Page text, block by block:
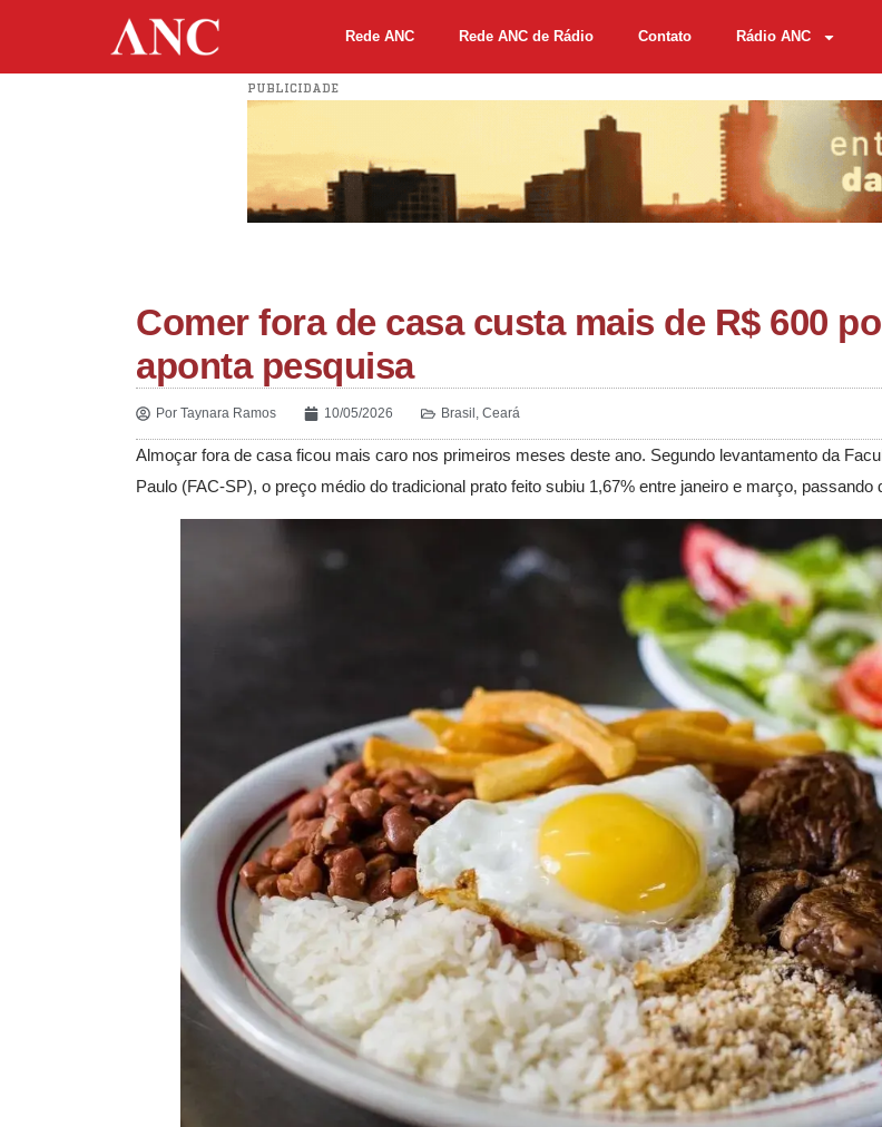
Rede ANC Rede ANC de Rádio Contato Rádio ANC
PUBLICIDADE
Comer fora de casa custa mais de R$ 600
aponta pesquisa
Por Taynara Ramos 10/05/2026 Brasil , Ceará
Almoçar fora de casa ficou mais caro nos primeiros meses deste ano. Segundo levantamento da
Paulo (FAC-SP), o preço médio do tradicional prato feito subiu 1,67% entre janeiro e março, passando